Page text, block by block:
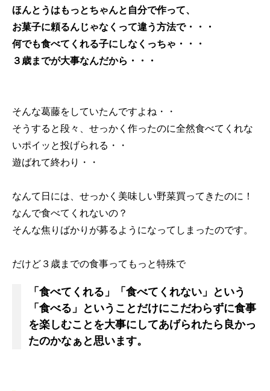
ほんとうはもっとちゃんと自分で作って、
お菓子に頼るんじゃなくって違う方法で・・・
何でも食べてくれる子にしなくっちゃ・・・
３歳までが大事なんだから・・・
そんな葛藤をしていたんですよね・・
そうすると段々、せっかく作ったのに全然食べてくれな
いポイッと投げられる・・
遊ばれて終わり・・
なんて日には、せっかく美味しい野菜買ってきたのに！
なんで食べてくれないの？
そんな焦りばかりが募るようになってしまったのです。
だけど３歳までの食事ってもっと特殊で
「食べてくれる」「食べてくれない」という
「食べる」ということだけにこだわらずに食事
を楽しむことを大事にしてあげられたら良かっ
たのかなぁと思います。